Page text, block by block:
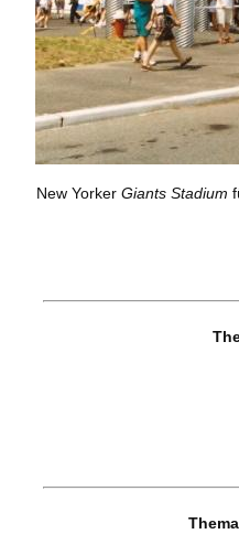
New Yorker Giants Stadium